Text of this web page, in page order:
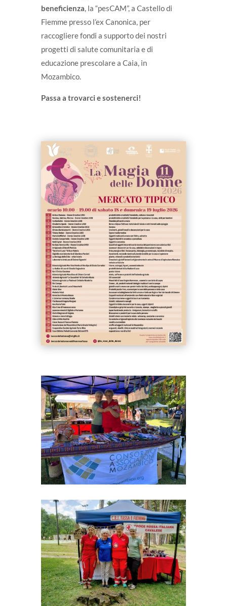
beneficienza, la “pesCAM”, a Castello di
Fiemme presso l’ex Canonica, per
raccogliere fondi a supporto dei nostri
progetti di salute comunitaria e di
educazione prescolare a Caia, in
Mozambico.
Passa a trovarci e sostenerci!